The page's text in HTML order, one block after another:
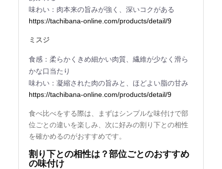
味わい：肉本来の旨みが強く、深いコクがある
https://tachibana-online.com/products/detail/9
ミスジ
食感：柔らかくきめ細かい肉質、繊維が少なく滑ら
かな口当たり
味わい：凝縮された肉の旨みと、ほどよい脂の甘み
https://tachibana-online.com/products/detail/9
食べ比べをする際は、まずはシンプルな味付けで部
位ごとの違いを楽しみ、次に好みの割り下との相性
を確かめるのがおすすめです。
割り下との相性は？部位ごとのおすすめ
の味付け